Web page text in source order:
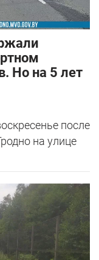
Но на 5 лет
после
на улице